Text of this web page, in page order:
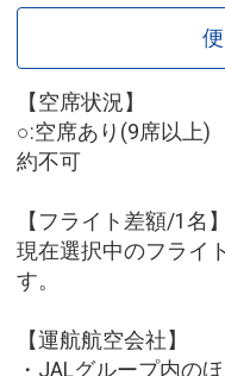
【空席状況】
○:空席あり(9席以上
約不可
【フライト差額/1名】
現在選択中のフライ
す。
【運航航空会社】
・JALグループ内の